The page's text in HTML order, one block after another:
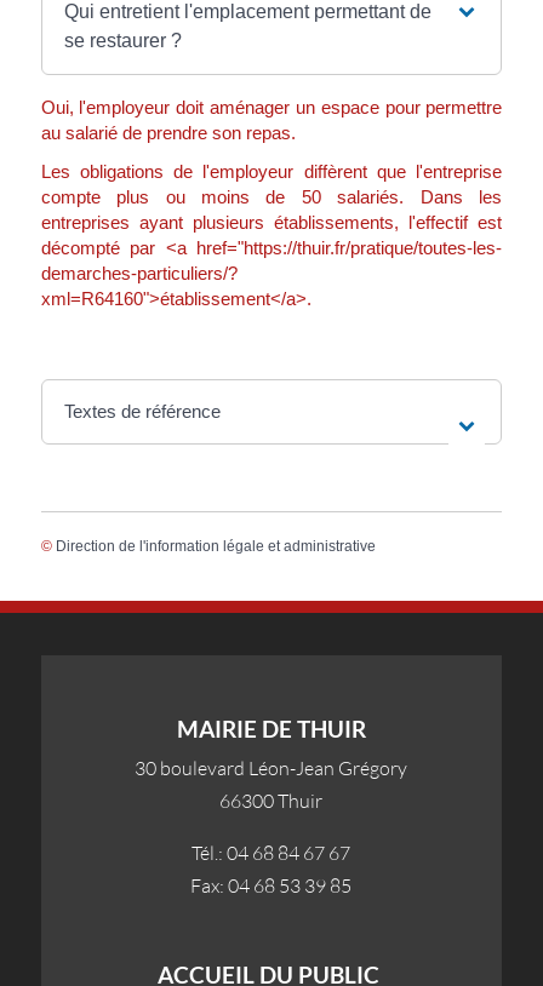
Qui entretient l'emplacement permettant de
se restaurer ?
Oui, l'employeur doit aménager un espace pour permettre
au salarié de prendre son repas.
Les obligations de l'employeur diffèrent que l'entreprise
compte plus ou moins de 50 salariés. Dans les
entreprises ayant plusieurs établissements, l'effectif est
décompté par <a href="https://thuir.fr/pratique/toutes-les-
demarches-particuliers/?
xml=R64160">établissement</a>.
Textes de référence
© Direction de l'information légale et administrative
MAIRIE DE THUIR
30 boulevard Léon-Jean Grégory
66300 Thuir
Tél.: 04 68 84 67 67
Fax: 04 68 53 39 85
ACCUEIL DU PUBLIC